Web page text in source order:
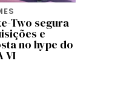
Two segura
e
no hype do
VI